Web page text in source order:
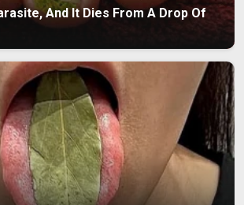
And It Dies From A Drop Of